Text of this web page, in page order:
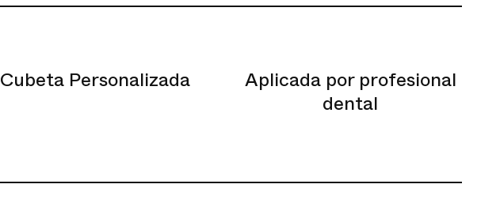
Cubeta Personalizada
Aplicada por profesional
dental